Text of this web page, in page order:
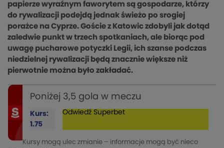
papierze wyraźnym faworytem są gospodarze, którzy
do rywalizacji podejdą jednak świeżo po srogiej
porażce na Cyprze. Goście z Katowic zdobyli jak dotąd
zaledwie punkt w trzech spotkaniach, ale biorąc pod
uwagę pucharowe potyczki Legii, ich szanse podczas
niedzielnej rywalizacji będą znacznie większe niż
pierwotnie można było zakładać.
Poniżej 3,5 gola w meczu
Kurs:
1.75
Odwiedź Superbet
Kursy mogą ulec zmianie – informacje mogą być nieco